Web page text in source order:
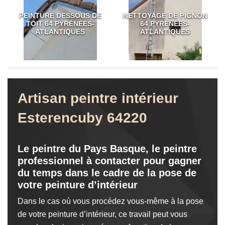
PEINTURE DESSOUS DE
TOIT 64 PYRÉNÉES-
ATLANTIQUES
NETTOYAGE DE PIGNON
64 PYRÉNÉES-
ATLANTIQUES
Artisan peintre intérieur
Esterencuby 64220
Le peintre du Pays Basque, le peintre
professionnel à contacter pour gagner
du temps dans le cadre de la pose de
votre peinture d’intérieur
Dans le cas où vous procédez vous-même à la pose
de votre peinture d’intérieur, ce travail peut vous